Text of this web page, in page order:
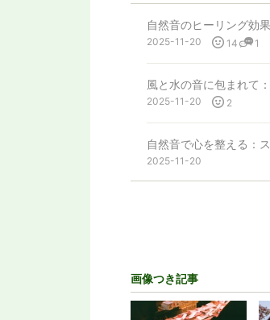
自然音のヒーリング効
2025-11-20 14 1
風と水の音に包まれて
2025-11-20 2
自然音で心を整える：
2025-11-20
画像つき記事